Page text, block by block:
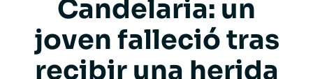
Candelaria: un
joven falleció tras
recibir una herida